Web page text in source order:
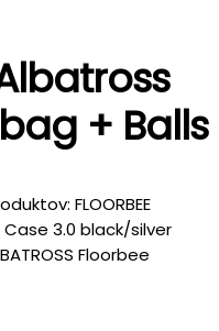
Albatross
+ Balls
FLOORBEE
Case 3.0 black/silver
Floorbee